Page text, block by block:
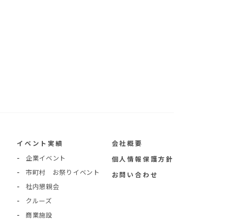
イベント実績
企業イベント
市町村 お祭りイベント
社内懇親会
クルーズ
商業施設
会社概要
個人情報保護方針
お問い合わせ